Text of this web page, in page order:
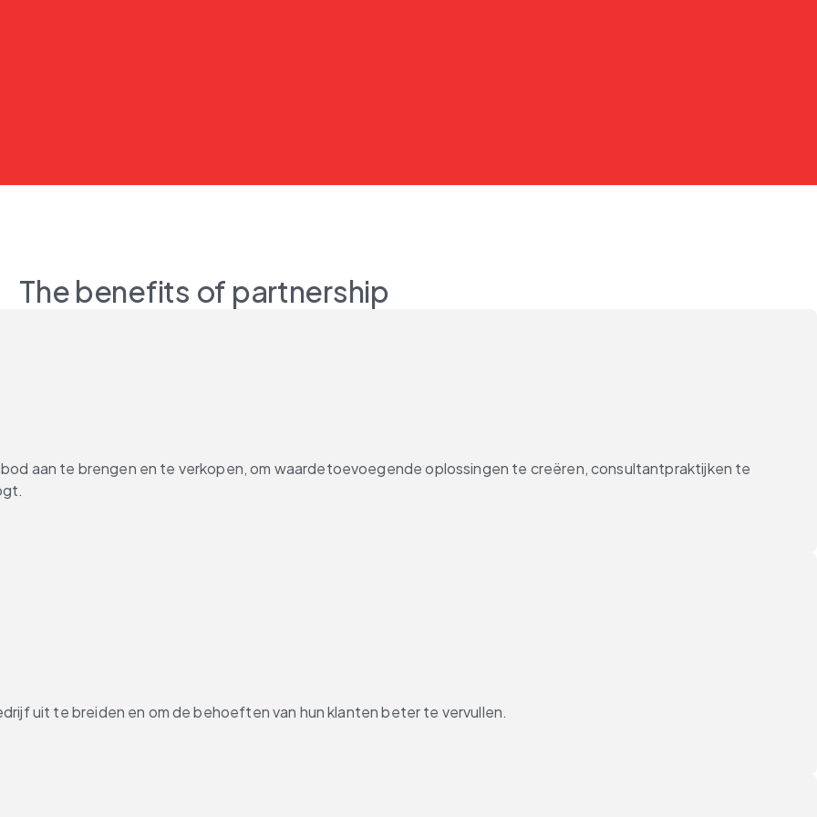
The benefits of partnership
aan te brengen en te verkopen, om waardetoevoegende oplossingen te creëren, consultantpraktijken te
uit te breiden en om de behoeften van hun klanten beter te vervullen.